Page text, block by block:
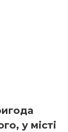
у місті